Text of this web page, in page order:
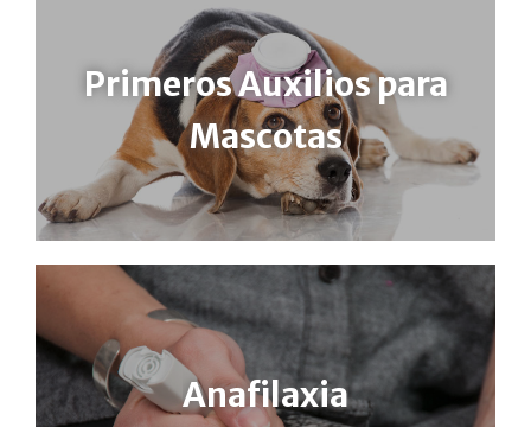
Primeros Auxilios para
Mascotas
Anafilaxia